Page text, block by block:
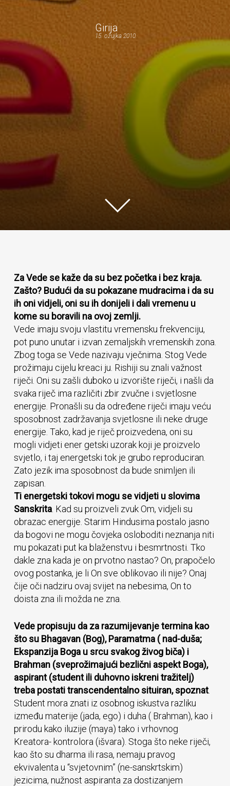
Girija
15. ožujka 2010.
Za Vede se kaže da su bez početka i bez kraja.
Zašto? Budući da su pokazane mudracima i da su
ih oni vidjeli, oni su ih donijeli i dali vremenu u
kome su boravili na ovoj zemlji.
Vede imaju svoju vlastitu vremensku frekvenciju,
pot puno unutar i izvan zemaljskih vremenskih zona.
Zbog toga se Vede nazivaju vječnima. Stog Vede
prožimaju cijelu kreaci ju. Rishiji su znali važnost
riječi. Oni su zašli duboko u izvorište riječi, i našli da
svaka riječ ima različiti zbir zvučne i svjetlosne
energije. Pronašli su da određene riječi imaju veću
sposobnost zadržavanja svjetlosne ili neke druge
energije. Tako, kad je riječ proizvedena, oni su
mogli vidjeti ener getski uzorak koji je proizvelo
svjetlo, i taj energetski tok je grubo reproduciran.
Zato jezik ima sposobnost da bude snimljen ili
zapisan.
Ti energetski tokovi mogu se vidjeti u slovima
Sanskrita. Kad su proizveli zvuk Om, vidjeli su
obrazac energije. Starim Hindusima postalo jasno
da bogovi ne mogu čovjeka osloboditi neznanja niti
mu pokazati put ka blaženstvu i besmrtnosti. Tko
dakle zna kada je on prvotno nastao? On, prapočelo
ovog postanka, je li On sve oblikovao ili nije? Onaj
čije oči nadziru ovaj svijet na nebesima, On to
doista zna ili možda ne zna.
Vede propisuju da za razumijevanje termina kao
što su Bhagavan (Bog), Paramatma ( nad-duša;
Ekspanzija Boga u srcu svakog živog biča) i
Brahman (sveprožimajući bezlični aspekt Boga),
aspirant (student ili duhovno iskreni tražitelj)
treba postati transcendentalno situiran, spoznat.
Student mora znati iz osobnog iskustva razliku
između materije (jada, ego) i duha ( Brahman), kao i
prirodu kako iluzije (maya) tako i vrhovnog
Kreatora- kontrolora (išvara). Stoga što neke riječi,
kao što su dharma ili rasa, nemaju pravog
ekvivalenta u “svjetovnim” (ne-sanskrtskim)
jezicima, nužnost aspiranta za dostizanjem